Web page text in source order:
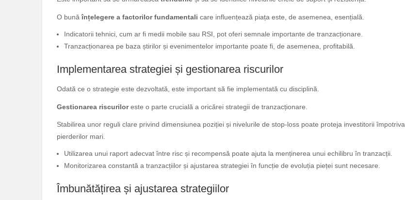
O bunăînțelegere a factorilor fundamentali care influențează piața este, de asemenea, esențială.
Indicatorii tehnici, cum ar fi medii mobile sau RSI, pot oferi semnale importante de tranzacționare.
Tranzacționarea pe baza știrilor și evenimentelor importante poate fi, de asemenea, profitabilă.
Implementarea strategiei și gestionarea riscurilor
Odată ce o strategie este dezvoltată, este important să fie implementată cu disciplină.
Gestionarea riscuriloreste o parte crucială a oricărei strategii de tranzacționare.
Stabilirea unor reguli clare privind dimensiunea poziției și nivelurile de stop-loss poate proteja investitorii împotriva
pierderilor mari.
Utilizarea unui raport adecvat între risc și recompensă poate ajuta la menținerea unui echilibru în tranzacții.
Monitorizarea constantă a tranzacțiilor și ajustarea strategiei în funcție de evoluția pieței sunt necesare.
Îmbunătățirea și ajustarea strategiilor